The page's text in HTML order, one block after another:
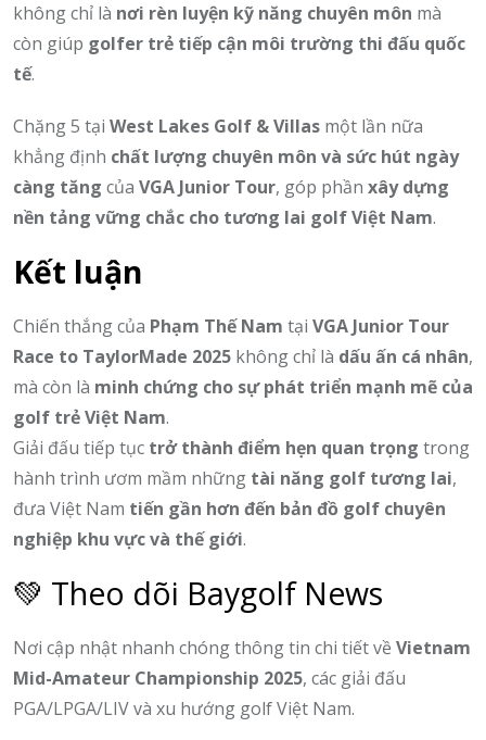
không chỉ là nơi rèn luyện kỹ năng chuyên môn mà
còn giúp golfer trẻ tiếp cận môi trường thi đấu quốc
tế.
Chặng 5 tại West Lakes Golf & Villas một lần nữa
khẳng định chất lượng chuyên môn và sức hút ngày
càng tăng của VGA Junior Tour, góp phần xây dựng
nền tảng vững chắc cho tương lai golf Việt Nam.
Kết luận
Chiến thắng của Phạm Thế Nam tại VGA Junior Tour
Race to TaylorMade 2025 không chỉ là dấu ấn cá nhân,
mà còn là minh chứng cho sự phát triển mạnh mẽ của
golf trẻ Việt Nam.
Giải đấu tiếp tục trở thành điểm hẹn quan trọng trong
hành trình ươm mầm những tài năng golf tương lai,
đưa Việt Nam tiến gần hơn đến bản đồ golf chuyên
nghiệp khu vực và thế giới.
💚 Theo dõi Baygolf News
Nơi cập nhật nhanh chóng thông tin chi tiết về Vietnam
Mid-Amateur Championship 2025, các giải đấu
PGA/LPGA/LIV và xu hướng golf Việt Nam.